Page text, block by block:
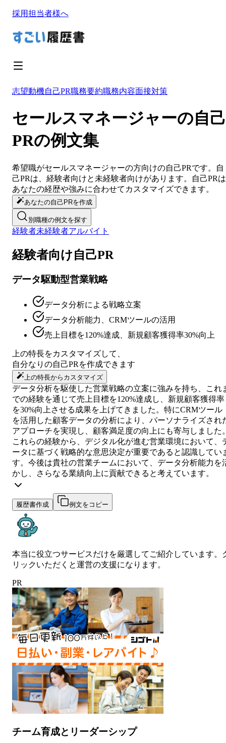
採用担当者様へ
志望動機自己PR職務要約職務内容面接対策
セールスマネージャーの自己
PRの例文集
希望職がセールスマネージャーの方向けの自己PRです。
自
己PRは、経験者向けと未経験者向けがあります。 自己PRは
あなたの経歴や強みに合わせてカスタマイズできます。
あなたの自己PRを作成
別職種の例文を探す
経験者未経験者アルバイト
経験者向け自己PR
データ駆動型営業戦略
データ分析による戦略立案
データ分析能力、CRMツールの活用
売上目標を120%達成、新規顧客獲得率30%向上
上の特長をカスタマイズして、
自分なりの自己PR を作成できます
上の特長からカスタマイズ
データ分析を駆使した営業戦略の立案に強みを持ち、これ
での経験を通じて売上目標を120%達成し、新規顧客獲得率
を30%向上させる成果を上げてきました。特にCRMツール
を活用した顧客データの分析により、パーソナライズされ
アプローチを実現し、顧客満足度の向上にも寄与しました
これらの経験から、デジタル化が進む営業環境において、
ータに基づく戦略的な意思決定が重要であると認識してい
す。今後は貴社の営業チームにおいて、データ分析能力を
かし、さらなる業績向上に貢献できると考えています。
履歴書作成 例文をコピー
本当に役立つサービスだけを厳選してご紹介しています。
リックいただくと運営の支援になります。
PR
チーム育成とリーダーシップ